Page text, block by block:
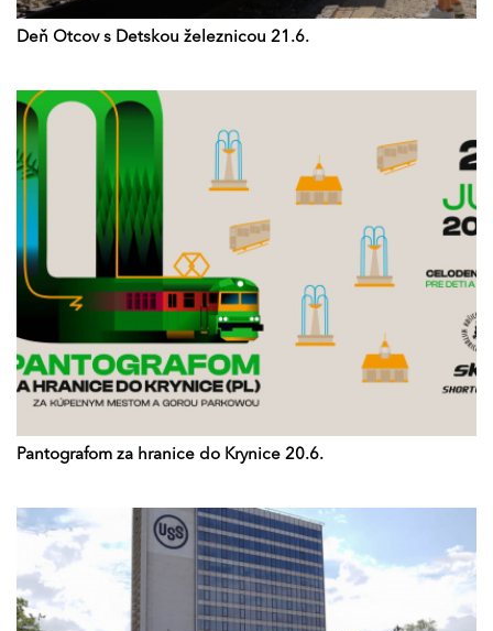
Deň Otcov s Detskou železnicou 21.6.
Pantografom za hranice do Krynice 20.6.